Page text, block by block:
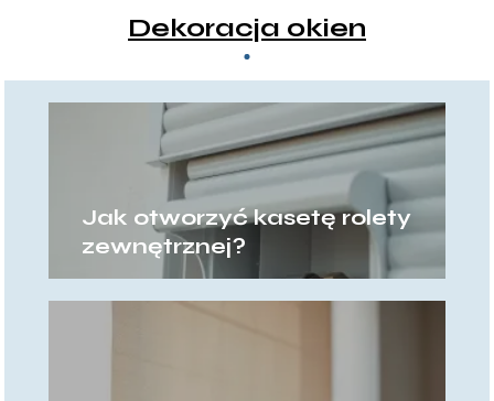
Dekoracja okien
Jak otworzyć kasetę rolety
zewnętrznej?